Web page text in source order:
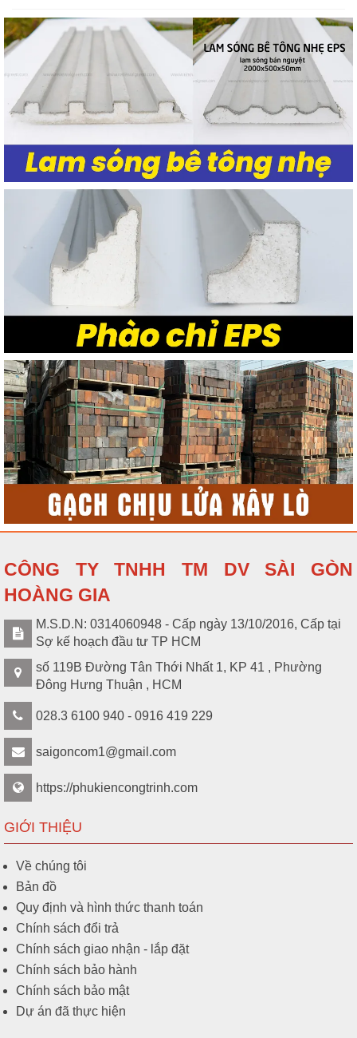
Cùm Omegathường làm được bằng chất liệu thép carbon chống
gỉ hay inox
-Đai treo ống Omegachịu được nhiệu độ cao, áp lực cao, có độ
dẻo dai và khó bị oxy hóa theo thời gian
- Kích thước của
40A (D48), 50A (D60), 65A (D76), 80A (D90), 100A (D110), 125A
CÔNG TY TNHH TM DV SÀI GÒN
HOÀNG GIA
M.S.D.N: 0314060948 - Cấp ngày 13/10/2016, Cấp tại
Sợ kế hoạch đầu tư TP HCM
số 119B Đường Tân Thới Nhất 1, KP 41 , Phường
Đông Hưng Thuận , HCM
028.3 6100 940 - 0916 419 229
saigoncom1@gmail.com
https://phukiencongtrinh.com
GIỚI THIỆU
Về chúng tôi
Bản đồ
Quy định và hình thức thanh toán
Chính sách đổi trả
Chính sách giao nhận - lắp đặt
Chính sách bảo hành
Chính sách bảo mật
Dự án đã thực hiện